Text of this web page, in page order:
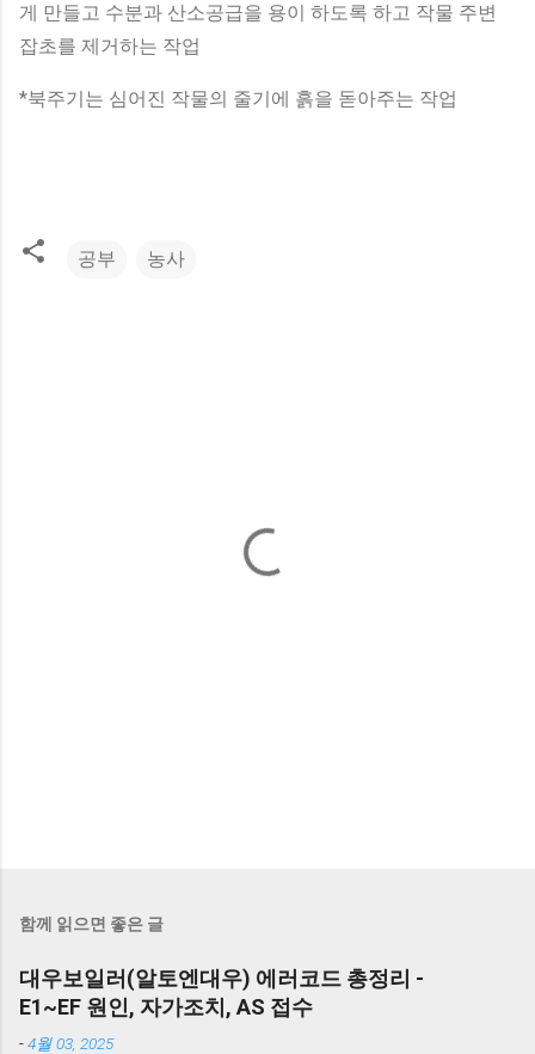
게 만들고 수분과 산소공급을 용이 하도록 하고 작물 주변
잡초를 제거하는 작업
*북주기는 심어진 작물의 줄기에 흙을 돋아주는 작업
공부 농사
함께 읽으면 좋은 글
대우보일러(알토엔대우) 에러코드 총정리 -
E1~EF 원인, 자가조치, AS 접수
-4월 03, 2025